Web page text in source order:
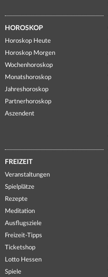
HOROSKOP
Horoskop Heute
Horoskop Morgen
Wochenhoroskop
Monatshoroskop
Jahreshoroskop
Partnerhoroskop
Aszendent
FREIZEIT
Veranstaltungen
Spielplätze
Rezepte
Meditation
Ausflugsziele
Freizeit-Tipps
Ticketshop
Lotto Hessen
Spiele